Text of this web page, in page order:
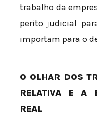
trabalho da
perito judicial
importam para o
O OLHAR DOS
RELATIVA E A
REAL